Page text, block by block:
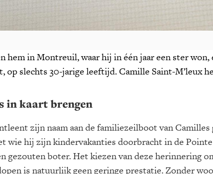
hem in Montreuil, waar hij in één jaar een ster
op slechts 30-jarige leeftijd. Camille Saint-M’leux
in kaart brengen
zijn naam aan de familiezeilboot van
wie hij zijn kindervakanties doorbracht in de
gezouten boter. Het kiezen van deze herinnering
is natuurlijk geen geringe prestatie. Zonder